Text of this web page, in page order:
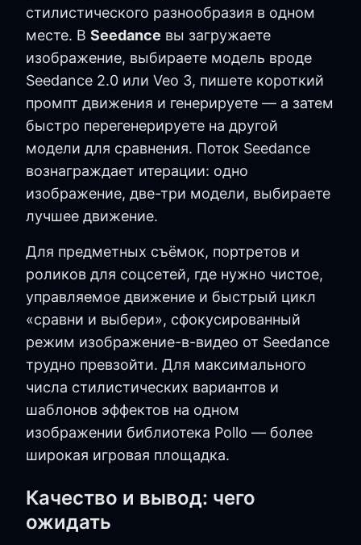
стилистического разнообразия в одном
месте. В Seedance вы загружаете
изображение, выбираете модель вроде
Seedance 2.0 или Veo 3, пишете короткий
промпт движения и генерируете — а затем
быстро перегенерируете на другой
модели для сравнения. Поток Seedance
вознаграждает итерации: одно
изображение, две-три модели, выбираете
лучшее движение.
Для предметных съёмок, портретов и
роликов для соцсетей, где нужно чистое,
управляемое движение и быстрый цикл
«сравни и выбери», сфокусированный
режим изображение-в-видео от Seedance
трудно превзойти. Для максимального
числа стилистических вариантов и
шаблонов эффектов на одном
изображении библиотека Pollo — более
широкая игровая площадка.
Качество и вывод: чего
ожидать